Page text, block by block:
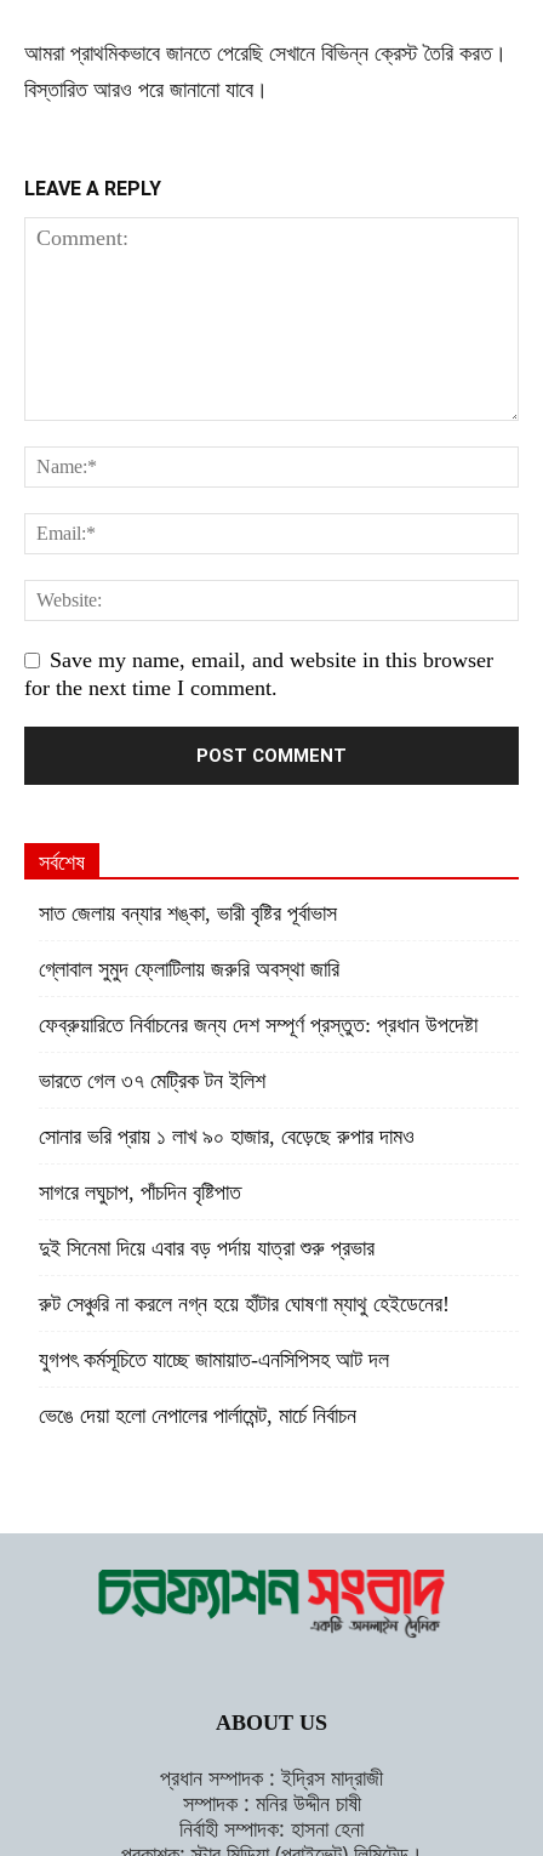
আমরা প্রাথমিকভাবে জানতে পেরেছি সেখানে বিভিন্ন ক্রেস্ট তৈরি করত।
বিস্তারিত আরও পরে জানানো যাবে।
LEAVE A REPLY
Save my name, email, and website in this browser
for the next time I comment.
সর্বশেষ
সাত জেলায় বন্যার শঙ্কা, ভারী বৃষ্টির পূর্বাভাস
গ্লোবাল সুমুদ ফ্লোটিলায় জরুরি অবস্থা জারি
ফেব্রুয়ারিতে নির্বাচনের জন্য দেশ সম্পূর্ণ প্রস্তুত: প্রধান উপদেষ্টা
ভারতে গেল ৩৭ মেট্রিক টন ইলিশ
সোনার ভরি প্রায় ১ লাখ ৯০ হাজার, বেড়েছে রুপার দামও
সাগরে লঘুচাপ, পাঁচদিন বৃষ্টিপাত
দুই সিনেমা দিয়ে এবার বড় পর্দায় যাত্রা শুরু প্রভার
রুট সেঞ্চুরি না করলে নগ্ন হয়ে হাঁটার ঘোষণা ম্যাথু হেইডেনের!
যুগপৎ কর্মসূচিতে যাচ্ছে জামায়াত-এনসিপিসহ আট দল
ভেঙে দেয়া হলো নেপালের পার্লামেন্ট, মার্চে নির্বাচন
ABOUT US
প্রধান সম্পাদক : ইদ্রিস মাদ্রাজী
সম্পাদক : মনির উদ্দীন চাষী
নির্বাহী সম্পাদক: হাসনা হেনা